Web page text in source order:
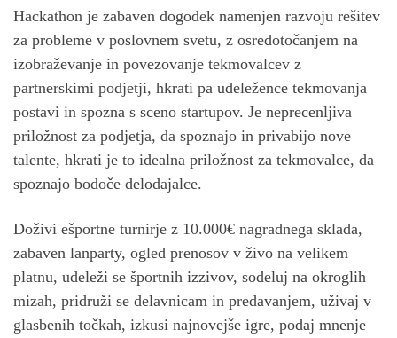
Hackathon je zabaven dogodek namenjen razvoju rešitev
za probleme v poslovnem svetu, z osredotočanjem na
izobraževanje in povezovanje tekmovalcev z
partnerskimi podjetji, hkrati pa udeležence tekmovanja
postavi in spozna s sceno startupov. Je neprecenljiva
priložnost za podjetja, da spoznajo in privabijo nove
talente, hkrati je to idealna priložnost za tekmovalce, da
spoznajo bodoče delodajalce.
Doživi ešportne turnirje z 10.000€ nagradnega sklada,
zabaven lanparty, ogled prenosov v živo na velikem
platnu, udeleži se športnih izzivov, sodeluj na okroglih
mizah, pridruži se delavnicam in predavanjem, uživaj v
glasbenih točkah, izkusi najnovejše igre, podaj mnenje